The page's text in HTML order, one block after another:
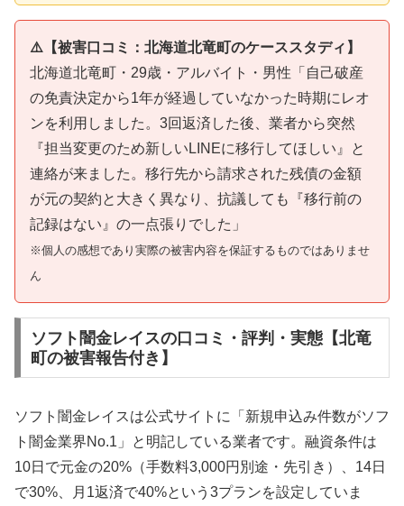
⚠️【被害口コミ：北海道北竜町のケーススタディ】
北海道北竜町・29歳・アルバイト・男性「自己破産
の免責決定から1年が経過していなかった時期にレオ
ンを利用しました。3回返済した後、業者から突然
『担当変更のため新しいLINEに移行してほしい』と
連絡が来ました。移行先から請求された残債の金額
が元の契約と大きく異なり、抗議しても『移行前の
記録はない』の一点張りでした」
※個人の感想であり実際の被害内容を保証するものではありませ
ん
ソフト闇金レイスの口コミ・評判・実態【北竜
町の被害報告付き】
ソフト闇金レイスは公式サイトに「新規申込み件数がソフ
ト闇金業界No.1」と明記している業者です。融資条件は
10日で元金の20%（手数料3,000円別途・先引き）、14日
で30%、月1返済で40%という3プランを設定していま